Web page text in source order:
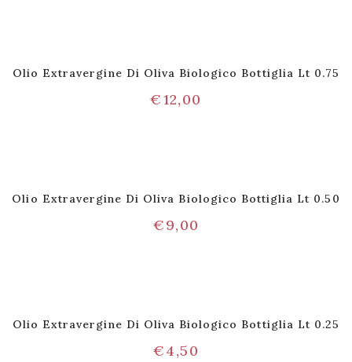
Olio Extravergine Di Oliva Biologico Bottiglia Lt 0.75
€12,00
Olio Extravergine Di Oliva Biologico Bottiglia Lt 0.50
€9,00
Olio Extravergine Di Oliva Biologico Bottiglia Lt 0.25
€4,50